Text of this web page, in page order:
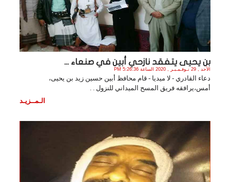
بن يحيى يتفقد نازحي أبين في صنعاء ...
الأحد , 29 نـوفـمـبـر , 2020 الساعة 5:26:36 PM
دعاء القادري - لا ميديا - قام محافظ أبين حسين زيد بن يحيى،
أمس،يرافقه فريق المسح الميداني للنزول . .
الـمــزيـد